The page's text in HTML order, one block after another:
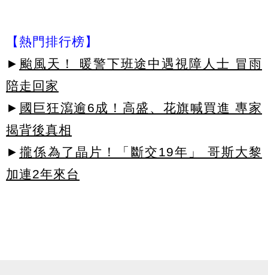
【熱門排行榜】
► 颱風天！ 暖警下班途中遇視障人士 冒雨
陪走回家
► 國巨狂瀉逾6成！高盛、花旗喊買進 專家
揭背後真相
► 攏係為了晶片！「斷交19年」 哥斯大黎
加連2年來台